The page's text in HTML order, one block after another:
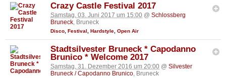
Crazy Castle Festival 2017
Samstag, 03. Juni 2017 um 15:00 @ Schlossberg
Bruneck, Bruneck
Disco Festival Hardstyle Open Air
Stadtsilvester Bruneck * Capodanno
Brunico * Welcome 2017
Samstag, 31. Dezember 2016 um 20:00 @ Silvester
Bruneck / Capodanno Brunico, Bruneck